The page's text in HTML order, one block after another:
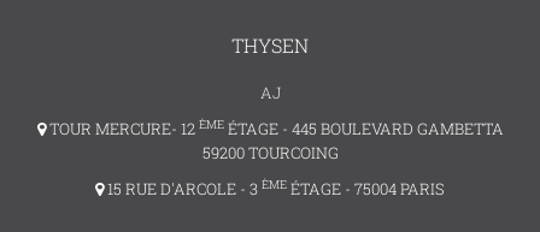
THYSEN
AJ
TOUR MERCURE- 12 ÈMEÉTAGE - 445 BOULEVARD GAMBETTA
59200 TOURCOING
15 RUE D'ARCOLE - 3 ÈME ÉTAGE - 75004 PARIS